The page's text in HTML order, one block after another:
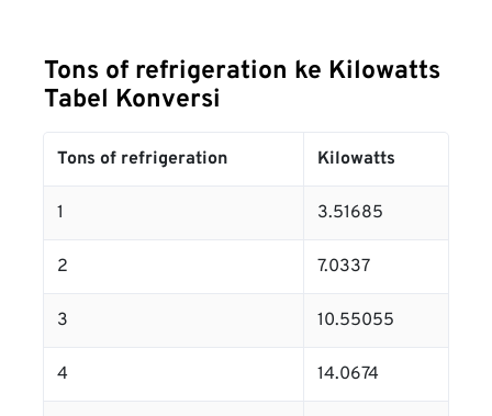
Tons of refrigeration ke Kilowatts
Tabel Konversi
Tons of refrigeration Kilowatts
1 3.51685
2 7.0337
3 10.55055
4 14.0674